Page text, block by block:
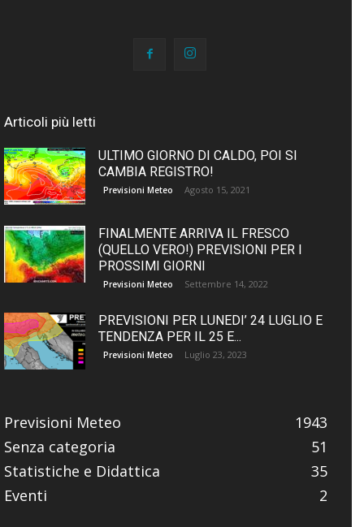
Articoli più letti
ULTIMO GIORNO DI CALDO, POI SI
CAMBIA REGISTRO!
Previsioni Meteo Agosto 15, 2021
FINALMENTE ARRIVA IL FRESCO
(QUELLO VERO!) PREVISIONI PER I
PROSSIMI GIORNI
Previsioni Meteo Settembre 14, 2022
PREVISIONI PER LUNEDI’ 24 LUGLIO E
TENDENZA PER IL 25 E...
Previsioni Meteo Luglio 23, 2023
Previsioni Meteo
1943
Senza categoria
51
Statistiche e Didattica
35
Eventi
2